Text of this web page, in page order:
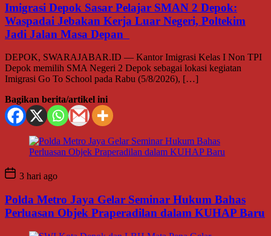
Imigrasi Depok Sasar Pelajar SMAN 2 Depok:
Waspadai Jebakan Kerja Luar Negeri, Poltekim
Jadi Jalan Masa Depan
DEPOK, SWARAJABAR.ID — Kantor Imigrasi Kelas I Non TPI
Depok memilih SMA Negeri 2 Depok sebagai lokasi kegiatan
Imigrasi Go To School pada Rabu (5/8/2026), […]
Bagikan berita/artikel ini
3 hari ago
Polda Metro Jaya Gelar Seminar Hukum Bahas
Perluasan Objek Praperadilan dalam KUHAP Baru